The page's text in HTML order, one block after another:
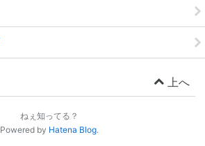
上へ
ねぇ知ってる？
Powered by Hatena Blog.